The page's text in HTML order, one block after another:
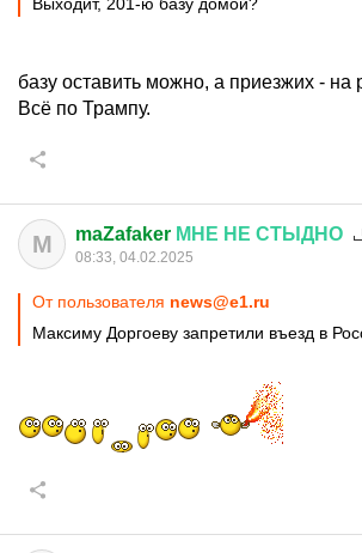
базу оставить можно, а приезжих - на
Всё по Трампу.
M maZafaker МНЕ НЕ СТЫДНО
08:33, 04.02.2025
От пользователя news@e1.ru
Максиму Доргоеву запретили въезд в